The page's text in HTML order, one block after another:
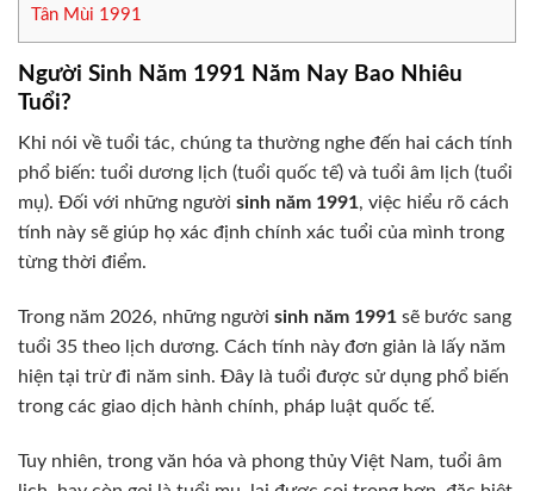
Tân Mùi 1991
Người Sinh Năm 1991 Năm Nay Bao Nhiêu
Tuổi?
Khi nói về tuổi tác, chúng ta thường nghe đến hai cách tính
phổ biến: tuổi dương lịch (tuổi quốc tế) và tuổi âm lịch (tuổi
mụ). Đối với những người sinh năm 1991, việc hiểu rõ cách
tính này sẽ giúp họ xác định chính xác tuổi của mình trong
từng thời điểm.
Trong năm 2026, những người sinh năm 1991 sẽ bước sang
tuổi 35 theo lịch dương. Cách tính này đơn giản là lấy năm
hiện tại trừ đi năm sinh. Đây là tuổi được sử dụng phổ biến
trong các giao dịch hành chính, pháp luật quốc tế.
Tuy nhiên, trong văn hóa và phong thủy Việt Nam, tuổi âm